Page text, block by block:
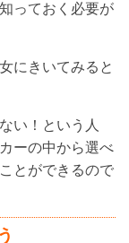
っておく必要が
にきいてみると
い！という人
ーの中から選べ
とができるので